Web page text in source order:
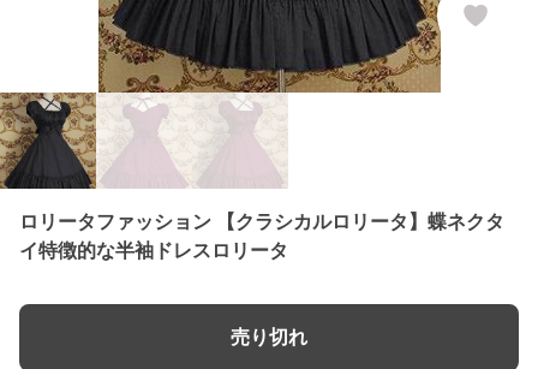
ロリータファッション 【クラシカルロリータ】蝶ネクタ
イ特徴的な半袖ドレスロリータ
売り切れ